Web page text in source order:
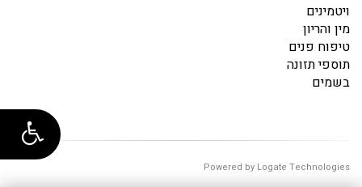
ויטמינים
מין והריון
טיפוח פנים
תוספי תזונה
בשמים
Powered by Logate Technologies